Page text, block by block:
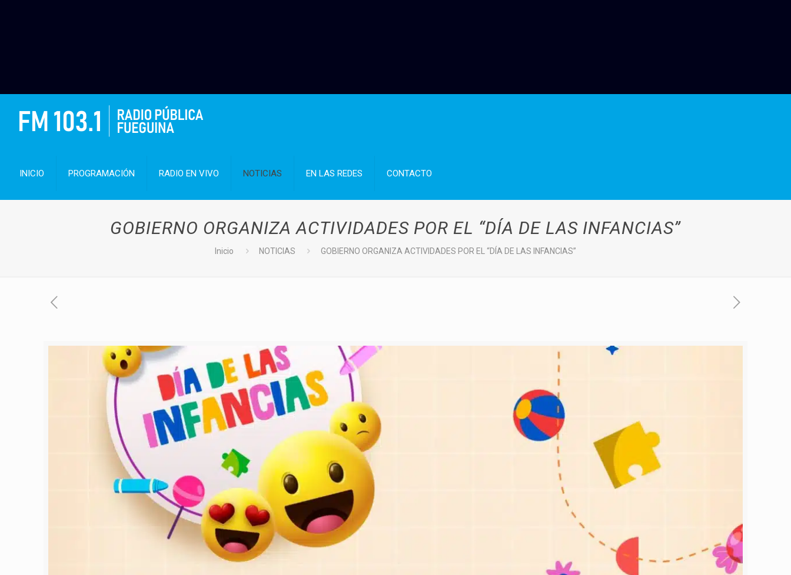
INICIO PROGRAMACIÓN RADIO EN VIVO NOTICIAS EN LAS REDES CONTACTO
GOBIERNO ORGANIZA ACTIVIDADES POR EL “DÍA DE LAS INFANCIAS”
Inicio NOTICIAS GOBIERNO ORGANIZA ACTIVIDADES POR EL “DÍA DE LAS INFANCIAS”